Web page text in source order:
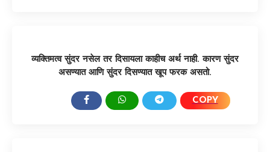
व्यक्तिमत्व सुंदर नसेल तर दिसायला काहीच अर्थ नाही. कारण सुंदर
असण्यात आणि सुंदर दिसण्यात खूप फरक असतो.
COPY